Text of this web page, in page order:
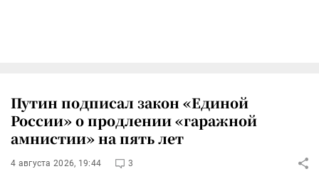
Путин подписал закон «Единой
России» о продлении «гаражной
амнистии» на пять лет
4 августа 2026, 19:44 3